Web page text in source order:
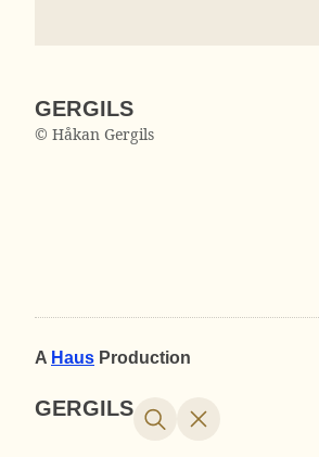
GERGILS
© Håkan Gergils
A Haus Production
GERGILS